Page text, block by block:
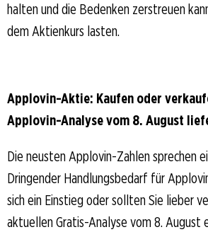
halten und die Bedenken zerstreuen
dem Aktienkurs lasten.
Applovin-Aktie: Kaufen oder
Applovin-Analyse vom 8. August
Die neusten Applovin-Zahlen sprechen
Dringender Handlungsbedarf für
sich ein Einstieg oder sollten Sie lieber
aktuellen Gratis-Analyse vom 8. August